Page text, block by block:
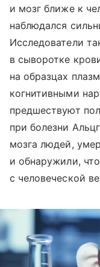
и мозг ближе к
наблюдался
Исследователи
в сыворотке
на образцах
когнитивными
предшествуют
при болезни
мозга людей,
и обнаружили,
с человеческой